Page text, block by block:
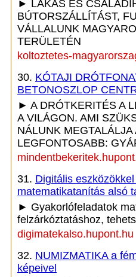
► LAKÁS ÉS
BÚTORSZÁLLÍTÁST,
VÁLLALUNK
TERÜLETÉN
koltoztetes-
30. KÓTAJI
BETONOSZLOP
► A DRÓTKERITÉS A
A VILÁGON. AMI
NÁLUNK MEGTALÁLJA
LEGFONTOSABB:
31. Digitális
matematikatanítás alsó
► Gyakorlófeladatok
felzárkóztatáshoz,
digimatekalso.hupont.hu
32. NUMIZMATIKA a
képeivel